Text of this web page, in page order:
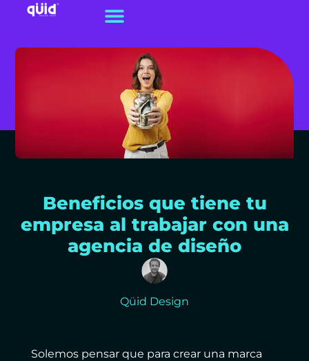
Beneficios que tiene tu
empresa al trabajar con una
agencia de diseño
Qüid Design
Solemos pensar que para crear una marca